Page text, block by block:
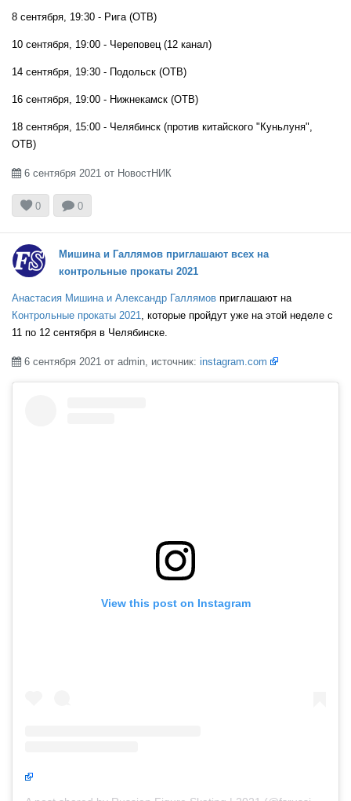
8 сентября, 19:30 - Рига (ОТВ)
10 сентября, 19:00 - Череповец (12 канал)
14 сентября, 19:30 - Подольск (ОТВ)
16 сентября, 19:00 - Нижнекамск (ОТВ)
18 сентября, 15:00 - Челябинск (против китайского "Куньлуня",
ОТВ)
 6 сентября 2021 от НовостНИК
0  0
Мишина и Галлямов приглашают всех на
контрольные прокаты 2021
Анастасия Мишина и Александр Галлямов приглашают на
Контрольные прокаты 2021
, которые пройдут уже на этой неделе с
11 по 12 сентября в Челябинске.
 6 сентября 2021 от admin, источник: instagram.com
View this post on Instagram